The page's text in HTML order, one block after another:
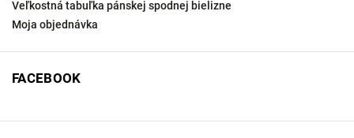
Veľkostná tabuľka pánskej spodnej bielizne
Moja objednávka
FACEBOOK